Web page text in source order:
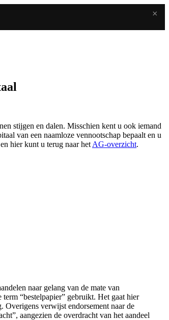
×
stijgen en dalen. Misschien kent u ook iemand
van een naamloze vennootschap bepaalt en u
en hier kunt u terug naar het AG-overzicht.
naar gelang van de mate van
“bestelpapier” gebruikt. Het gaat hier
Overigens verwijst endorsement naar de
aangezien de overdracht van het aandeel